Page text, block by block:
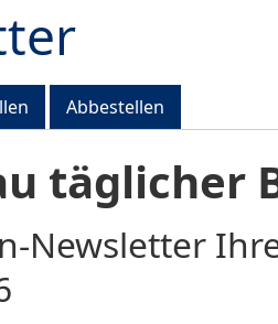
Abbestellen
täglicher
Newsletter